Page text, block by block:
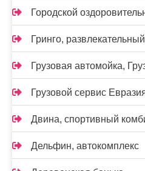
Городской
Гринго,
Грузовая автомойка,
Грузовой сервис
Двина, спортивный
Дельфин, автокомплекс